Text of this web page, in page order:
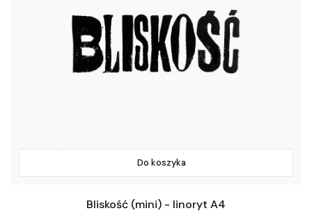
Do koszyka
Bliskość (mini) - linoryt A4